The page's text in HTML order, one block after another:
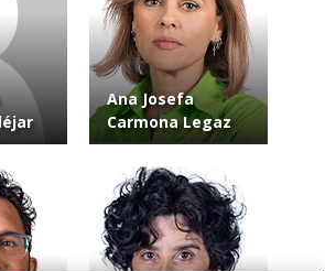
Ana Josefa
Carmona Legaz